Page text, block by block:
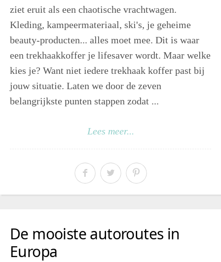
ziet eruit als een chaotische vrachtwagen.
Kleding, kampeermateriaal, ski's, je geheime
beauty-producten... alles moet mee. Dit is waar
een trekhaakkoffer je lifesaver wordt. Maar welke
kies je? Want niet iedere trekhaak koffer past bij
jouw situatie. Laten we door de zeven
belangrijkste punten stappen zodat ...
Lees meer...
De mooiste autoroutes in
Europa